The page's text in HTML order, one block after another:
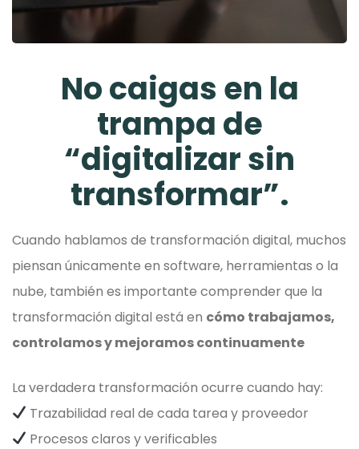
No caigas en la
trampa de
“digitalizar sin
transformar”.
Cuando hablamos de transformación digital, muchos
piensan únicamente en software, herramientas o la
nube, también es importante comprender que la
transformación digital está en cómo trabajamos,
controlamos y mejoramos continuamente
La verdadera transformación ocurre cuando hay:
Trazabilidad real de cada tarea y proveedor
Procesos claros y verificables